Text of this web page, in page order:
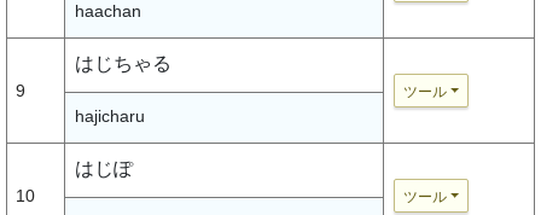
haachan
9
はじちゃる
ツール
hajicharu
10
はじぽ
ツール